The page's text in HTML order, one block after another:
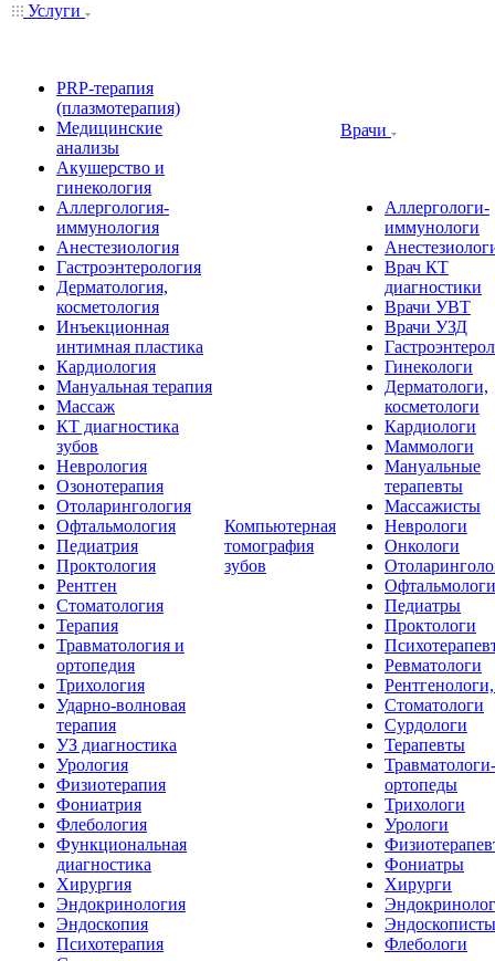
Услуги
PRP-терапия
(плазмотерапия)
Медицинские
анализы
Акушерство и
гинекология
Аллергология-
иммунология
Анестезиология
Гастроэнтерология
Дерматология,
косметология
Инъекционная
интимная пластика
Кардиология
Мануальная терапия
Массаж
КТ диагностика
зубов
Неврология
Озонотерапия
Отоларингология
Офтальмология
Педиатрия
Проктология
Рентген
Стоматология
Терапия
Травматология и
ортопедия
Трихология
Ударно-волновая
терапия
УЗ диагностика
Урология
Физиотерапия
Фониатрия
Флебология
Функциональная
диагностика
Хирургия
Эндокринология
Эндоскопия
Психотерапия
Компьютерная
томография
зубов
Врачи
Аллергологи-
иммунологи
Врач КТ
диагностики
Врачи УВТ
Врачи УЗД
Гинекологи
Дерматологи,
косметологи
Кардиологи
Маммологи
Мануальные
терапевты
Массажисты
Неврологи
Онкологи
Офтальмологи
Педиатры
Проктологи
Ревматологи
Стоматологи
Сурдологи
Терапевты
Травматологи-
ортопеды
Трихологи
Урологи
Фониатры
Хирурги
Эндоскописты
Флебологи